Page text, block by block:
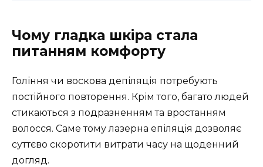
Чому гладка шкіра стала
питанням комфорту
Гоління чи воскова депіляція потребують
постійного повторення. Крім того, багато людей
стикаються з подразненням та вростанням
волосся. Саме тому лазерна епіляція дозволяє
суттєво скоротити витрати часу на щоденний
догляд.